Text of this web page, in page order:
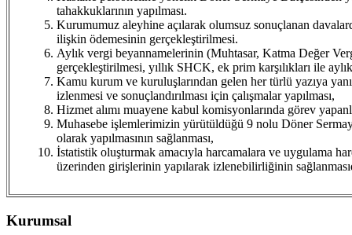
tahakkuklarının yapılması.
Kurumumuz aleyhine açılarak olumsuz sonuçlanan
ilişkin ödemesinin gerçekleştirilmesi.
Aylık vergi beyannamelerinin (Muhtasar, Katma Değer
gerçekleştirilmesi, yıllık SHCK, ek prim karşılıkları ile
Kamu kurum ve kuruluşlarından gelen her türlü yazıya
izlenmesi ve sonuçlandırılması için çalışmalar yapılması,
Hizmet alımı muayene kabul komisyonlarında görev
Muhasebe işlemlerimizin yürütüldüğü 9 nolu Döner
olarak yapılmasının sağlanması,
İstatistik oluşturmak amacıyla harcamalara ve uygulama
üzerinden girişlerinin yapılarak izlenebilirliğinin
Kurumsal